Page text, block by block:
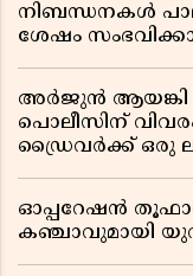
നിബന്ധനകൾ
ശേഷം
അർജുൻ ആയങ്കി
പൊലീസിന്
ഡ്രൈവർക്ക് ഒരു
ഓപ്പറേഷൻ തൂഫാൻ;
കഞ്ചാവുമായി